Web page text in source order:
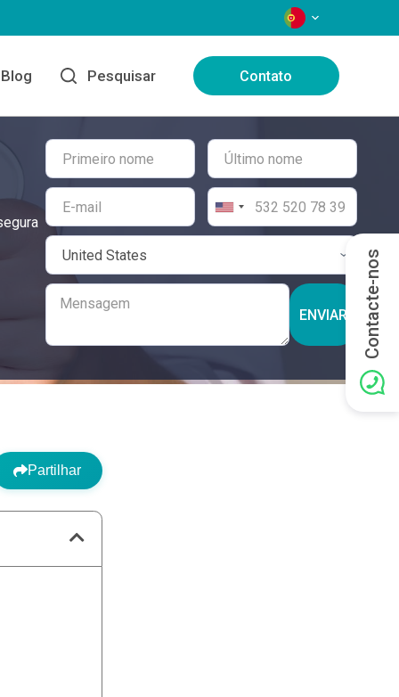
IDIOMAS
Blog Pesquisar Contato
ENVIAR
Partilhar
Contacte-nos